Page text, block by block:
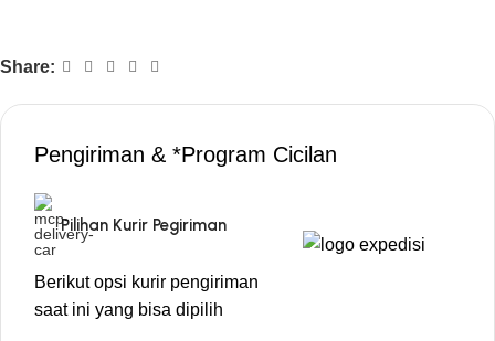
Share:
Pengiriman & *Program Cicilan
Pilihan Kurir Pegiriman
Berikut opsi kurir pengiriman
saat ini yang bisa dipilih